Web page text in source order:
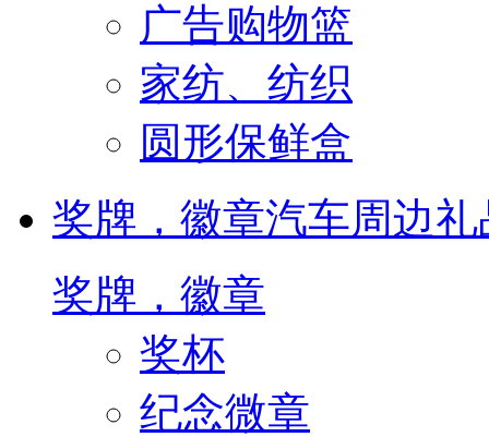
广告购物篮
家纺、纺织
圆形保鲜盒
奖牌，徽章汽车周边礼
奖牌，徽章
奖杯
纪念微章